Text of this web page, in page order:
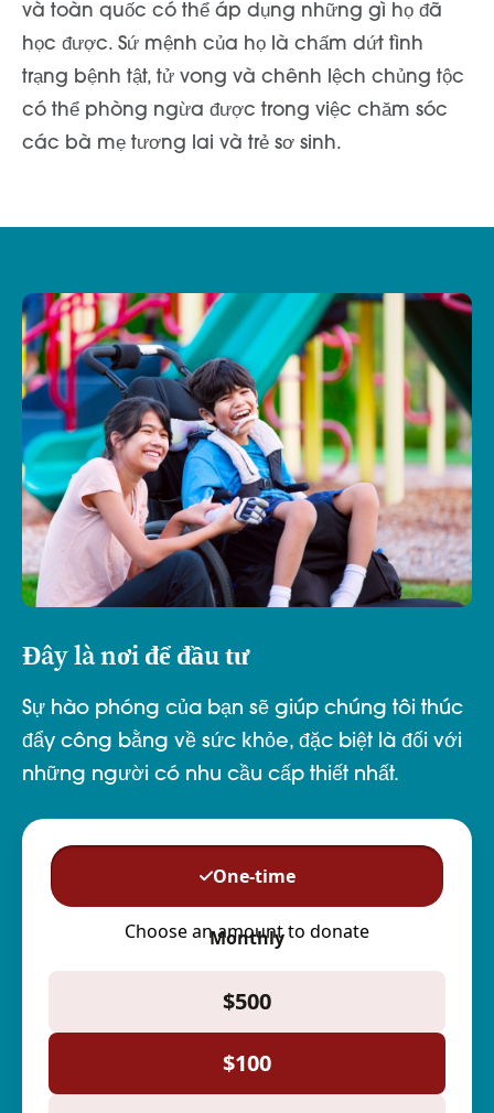
và toàn quốc có thể áp dụng những gì họ đã
học được. Sứ mệnh của họ là chấm dứt tình
trạng bệnh tật, tử vong và chênh lệch chủng tộc
có thể phòng ngừa được trong việc chăm sóc
các bà mẹ tương lai và trẻ sơ sinh.
Đây là nơi để đầu tư
Sự hào phóng của bạn sẽ giúp chúng tôi thúc
đẩy công bằng về sức khỏe, đặc biệt là đối với
những người có nhu cầu cấp thiết nhất.